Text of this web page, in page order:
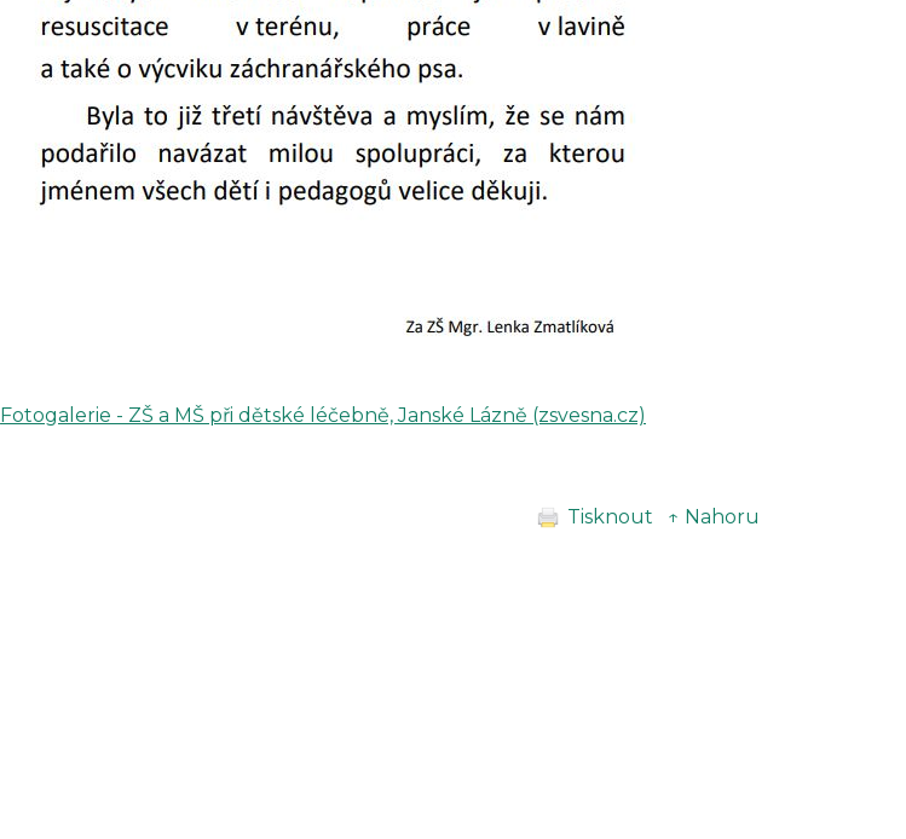
Fotogalerie - ZŠ a MŠ při dětské léčebně, Janské Lázně (zsvesna.cz)
Tisknout ↑ Nahoru